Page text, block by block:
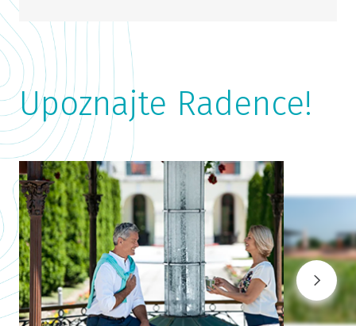
Upoznajte Radence!